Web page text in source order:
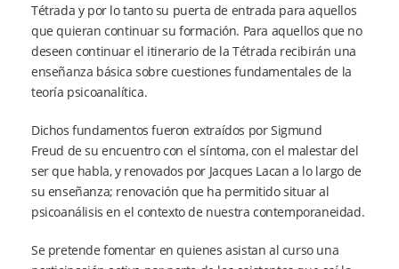
Tétrada y por lo tanto su puerta de entrada para aquellos
que quieran continuar su formación. Para aquellos que no
deseen continuar el itinerario de la Tétrada recibirán una
enseñanza básica sobre cuestiones fundamentales de la
teoría psicoanalítica.
Dichos fundamentos fueron extraídos por Sigmund
Freud de su encuentro con el síntoma, con el malestar del
ser que habla, y renovados por Jacques Lacan a lo largo de
su enseñanza; renovación que ha permitido situar al
psicoanálisis en el contexto de nuestra contemporaneidad.
Se pretende fomentar en quienes asistan al curso una